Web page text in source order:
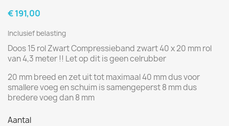
€ 191,00
Inclusief belasting
Doos 15 rol Zwart Compressieband zwart 40 x 20 mm rol
van 4,3 meter !! Let op dit is geen celrubber
20 mm breed en zet uit tot maximaal 40 mm dus voor
smallere voeg en schuim is samengeperst 8 mm dus
bredere voeg dan 8 mm
Aantal